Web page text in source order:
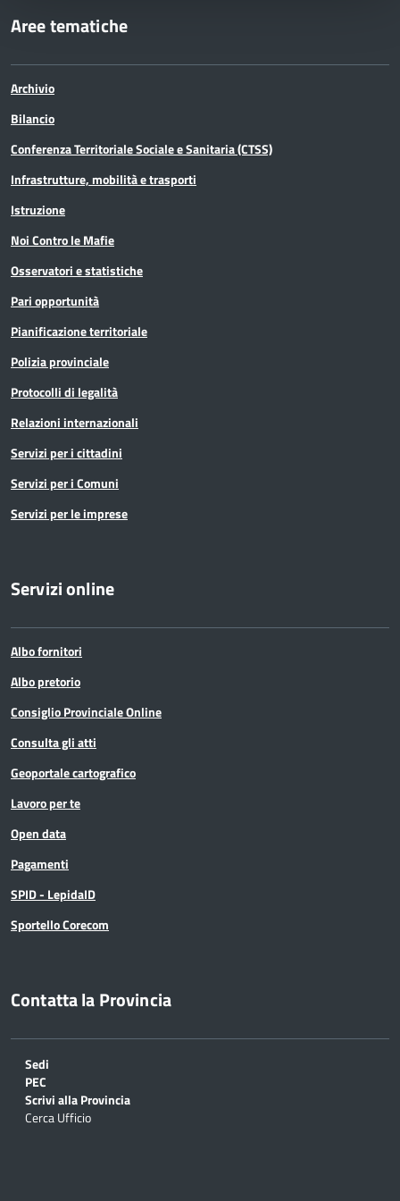
Aree tematiche
Archivio
Bilancio
Conferenza Territoriale Sociale e Sanitaria (CTSS)
Infrastrutture, mobilità e trasporti
Istruzione
Noi Contro le Mafie
Osservatori e statistiche
Pari opportunità
Pianificazione territoriale
Polizia provinciale
Protocolli di legalità
Relazioni internazionali
Servizi per i cittadini
Servizi per i Comuni
Servizi per le imprese
Servizi online
Albo fornitori
Albo pretorio
Consiglio Provinciale Online
Consulta gli atti
Geoportale cartografico
Lavoro per te
Open data
Pagamenti
SPID - LepidaID
Sportello Corecom
Contatta la Provincia
Sedi
PEC
Scrivi alla Provincia
Cerca Ufficio